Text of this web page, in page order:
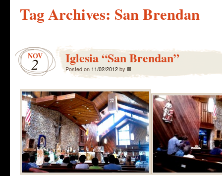
Tag Archives: San Brendan
NOV
2 Iglesia “San Brendan”
Posted on 11/02/2012by lili